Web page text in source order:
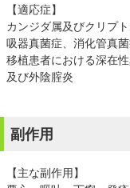
【適応症】
カンジダ属及びクリプ
吸器真菌症、消化管真
移植患者における深在
及び外陰腟炎
副作用
【主な副作用】